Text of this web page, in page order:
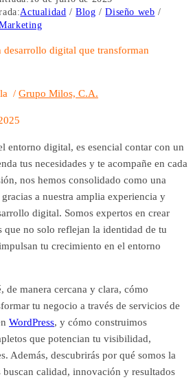
Actualidad / Blog / Diseño web /
digital que transforman
/ Grupo Milos, C.A.
entorno digital, es esencial contar con un
tus necesidades y te acompañe en cada
nos hemos consolidado como una
a nuestra amplia experiencia y
digital. Somos expertos en crear
que no solo reflejan la identidad de tu
tu crecimiento en el entorno
de manera cercana y clara, cómo
tu negocio a través de servicios de
WordPress, y cómo construimos
que potencian tu visibilidad,
Además, descubrirás por qué somos la
calidad, innovación y resultados